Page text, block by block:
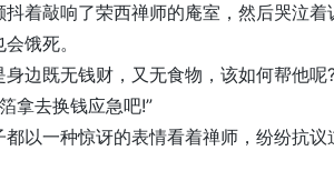
着敲响了荣西禅师的庵室，然后哭泣
饿死。
边既无钱财，又无食物，该如何帮他
拿去换钱应急吧!”
以一种惊讶的表情看着禅师，纷纷抗